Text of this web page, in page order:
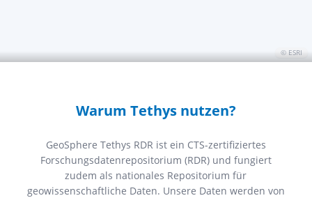
© ESRI
Warum Tethys nutzen?
GeoSphere Tethys RDR ist ein CTS-zertifiziertes
Forschungsdatenrepositorium (RDR) und fungiert
zudem als nationales Repositorium für
geowissenschaftliche Daten. Unsere Daten werden von